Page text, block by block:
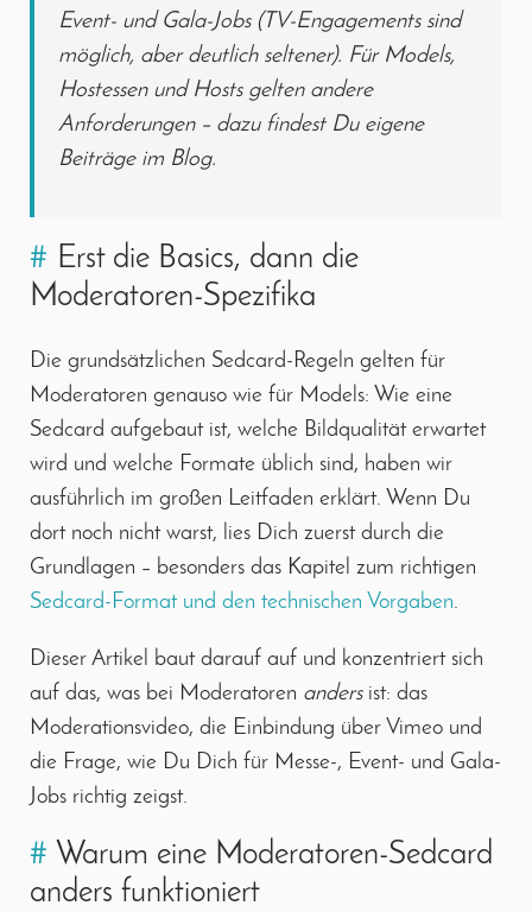
Event- und Gala-Jobs (TV-Engagements sind
möglich, aber deutlich seltener). Für Models,
Hostessen und Hosts gelten andere
Anforderungen – dazu findest Du eigene
Beiträge im Blog.
# Erst die Basics, dann die
Moderatoren-Spezifika
Die grundsätzlichen Sedcard-Regeln gelten für
Moderatoren genauso wie für Models: Wie eine
Sedcard aufgebaut ist, welche Bildqualität erwartet
wird und welche Formate üblich sind, haben wir
ausführlich im großen Leitfaden erklärt. Wenn Du
dort noch nicht warst, lies Dich zuerst durch die
Grundlagen – besonders das Kapitel zum richtigen
Sedcard-Format und den technischen Vorgaben.
Dieser Artikel baut darauf auf und konzentriert sich
auf das, was bei Moderatoren andersist: das
Moderationsvideo, die Einbindung über Vimeo und
die Frage, wie Du Dich für Messe-, Event- und Gala-
Jobs richtig zeigst.
# Warum eine Moderatoren-Sedcard
anders funktioniert